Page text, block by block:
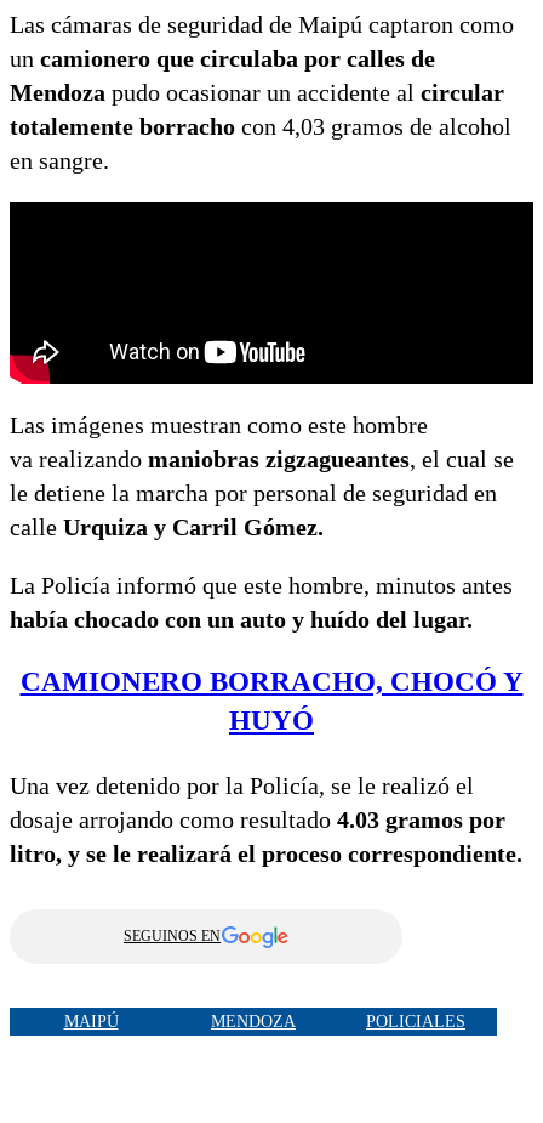
Las cámaras de seguridad de Maipú captaron como
un camionero que circulaba por calles de
Mendoza pudo ocasionar un accidente al circular
totalemente borracho con 4,03 gramos de alcohol
en sangre.
Las imágenes muestran como este hombre
va realizando maniobras zigzagueantes, el cual se
le detiene la marcha por personal de seguridad en
calle Urquiza y Carril Gómez.
La Policía informó que este hombre, minutos antes
había chocado con un auto y huído del lugar.
CAMIONERO BORRACHO, CHOCÓ Y
HUYÓ
Una vez detenido por la Policía, se le realizó el
dosaje arrojando como resultado 4.03 gramos por
litro, y se le realizará el proceso correspondiente.
SEGUINOS EN
MAIPÚ MENDOZA POLICIALES